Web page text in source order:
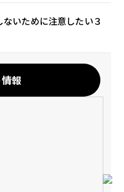
いために注意したい３
報